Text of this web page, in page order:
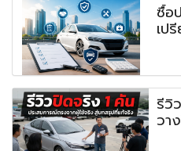
ซื้อ
เป
รีวิ
วา